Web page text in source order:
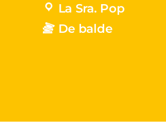
La Sra. Pop
De balde